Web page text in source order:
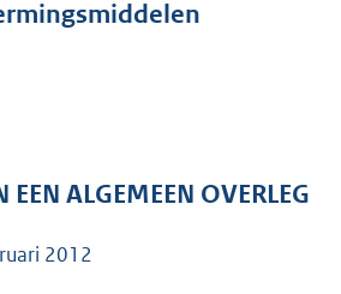
1
EEN ALGEMEEN OVERLEG
2012